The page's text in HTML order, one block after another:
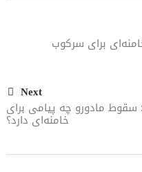
برای سرکوب
Next
مادورو چه پیامی برای
خامنه‌ای دارد؟